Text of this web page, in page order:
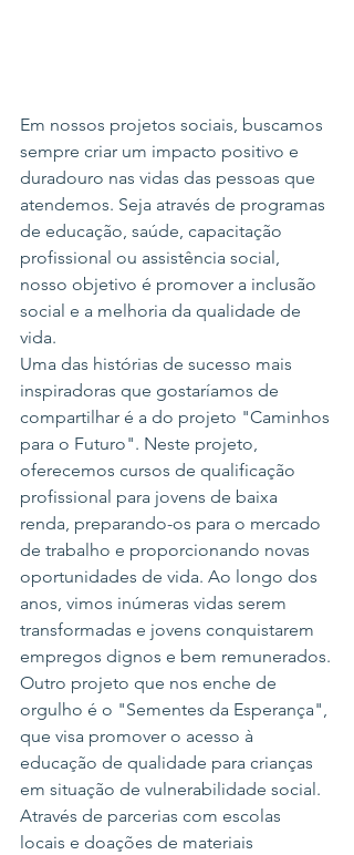
Em nossos projetos sociais, buscamos
sempre criar um impacto positivo e
duradouro nas vidas das pessoas que
atendemos. Seja através de programas
de educação, saúde, capacitação
profissional ou assistência social,
nosso objetivo é promover a inclusão
social e a melhoria da qualidade de
vida.
Uma das histórias de sucesso mais
inspiradoras que gostaríamos de
compartilhar é a do projeto "Caminhos
para o Futuro". Neste projeto,
oferecemos cursos de qualificação
profissional para jovens de baixa
renda, preparando-os para o mercado
de trabalho e proporcionando novas
oportunidades de vida. Ao longo dos
anos, vimos inúmeras vidas serem
transformadas e jovens conquistarem
empregos dignos e bem remunerados.
Outro projeto que nos enche de
orgulho é o "Sementes da Esperança",
que visa promover o acesso à
educação de qualidade para crianças
em situação de vulnerabilidade social.
Através de parcerias com escolas
locais e doações de materiais